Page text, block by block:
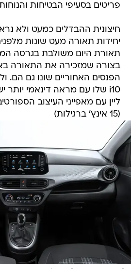
פריטים בסעיפי הבטיחות
חיצונית ההבדלים כמעט ולא
יחידות תאורה מעט שונות
תאורת היום משולבת בגרסה
בצורה שמזכירה את התאורה
הפנסים האחוריים שונו גם הם.
(15 אינץ' ברגילות)